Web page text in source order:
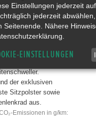
über ein
der exklusiven
Sitzpolster sowie
aus.
Emissionen in g/km:
Einstellungen jederzeit
jederzeit
Seitenende. Nähere
EINSTELLUNGEN